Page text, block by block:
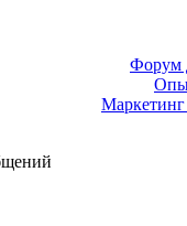
Форум
Маркетинг